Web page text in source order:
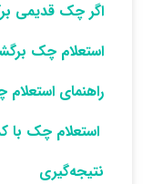
اگر چک قدیمی
استعلام چک
راهنمای
استعلام چک با
نتیجه‌گیری